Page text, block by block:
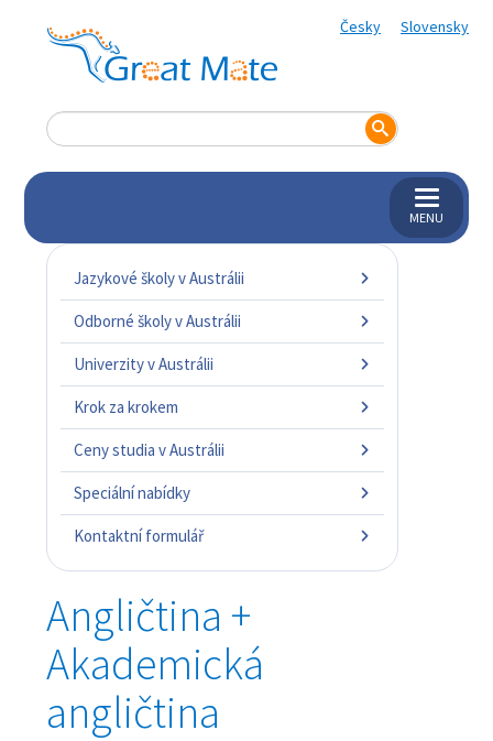
Česky Slovensky
MENU
Jazykové školy v Austrálii
Odborné školy v Austrálii
Univerzity v Austrálii
Krok za krokem
Ceny studia v Austrálii
Speciální nabídky
Kontaktní formulář
Angličtina +
Akademická
angličtina